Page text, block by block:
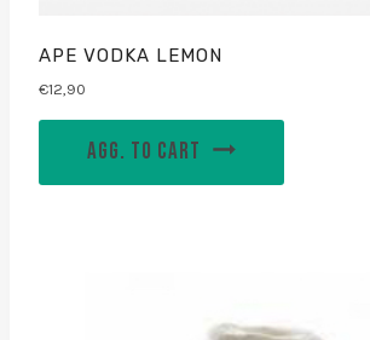
APE VODKA LEMON
€12,90
AGG. TO CART